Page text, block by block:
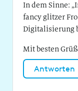
In dem Sinne:
fancy glitzer
Digitalisierung
Mit besten
Antworten